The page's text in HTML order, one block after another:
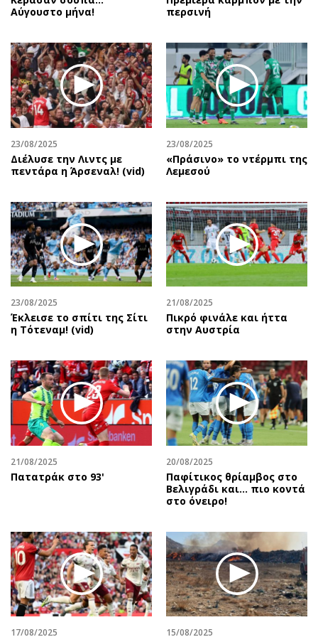
Αύγουστο μήνα!
περσινή
23/08/2025
Διέλυσε την Λιντς με
πεντάρα η Άρσεναλ! (vid)
23/08/2025
«Πράσινο» το ντέρμπι της
Λεμεσού
23/08/2025
Έκλεισε το σπίτι της Σίτι
η Τότεναμ! (vid)
21/08/2025
Πικρό φινάλε και ήττα
στην Αυστρία
21/08/2025
Πατατράκ στο 93'
20/08/2025
Παφίτικος θρίαμβος στο
Βελιγράδι και... πιο κοντά
στο όνειρο!
17/08/2025 15/08/2025